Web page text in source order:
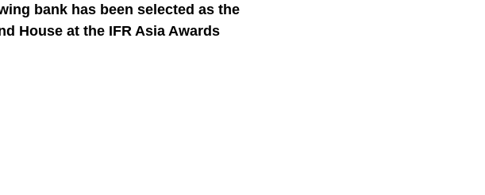
bank has been selected as the
House at the IFR Asia Awards